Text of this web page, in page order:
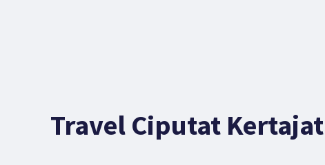
Travel Ciputat